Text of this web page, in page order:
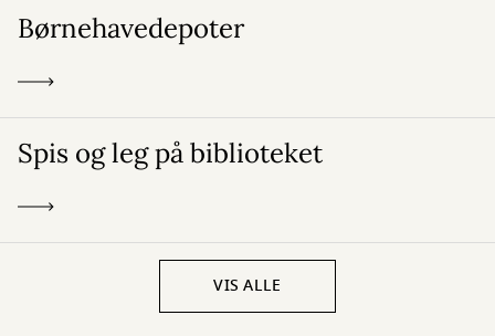
Børnehavedepoter
Spis og leg på biblioteket
VIS ALLE